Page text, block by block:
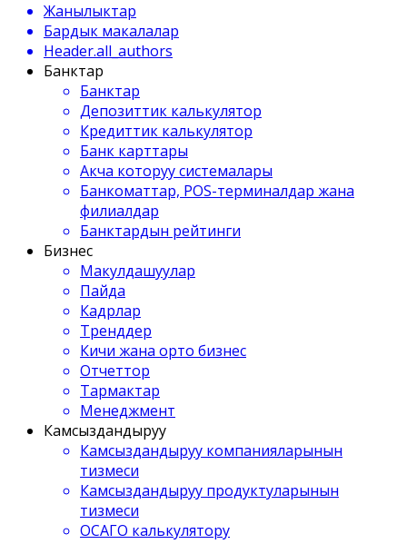
Жанылыктар
Бардык макалалар
Header.all_authors
Банктар
Банктар
Депозиттик калькулятор
Кредиттик калькулятор
Банк карттары
Акча которуу системалары
Банкоматтар, POS-терминалдар жана
филиалдар
Банктардын рейтинги
Бизнес
Макулдашуулар
Пайда
Кадрлар
Тренддер
Кичи жана орто бизнес
Отчеттор
Тармактар
Менеджмент
Камсыздандыруу
Камсыздандыруу компанияларынын
тизмеси
Камсыздандыруу продуктуларынын
тизмеси
ОСАГО калькулятору